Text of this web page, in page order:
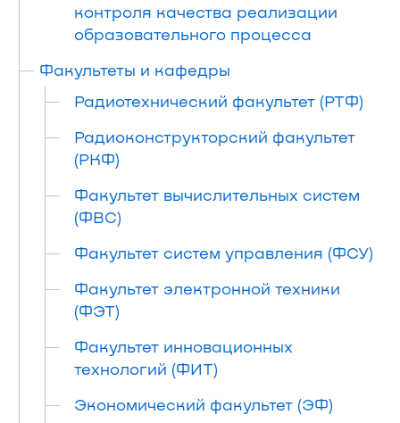
контроля качества реализации
образовательного процесса
Факультеты и кафедры
Радиотехнический факультет (РТФ)
Радиоконструкторский факультет
(РКФ)
Факультет вычислительных систем
(ФВС)
Факультет систем управления (ФСУ)
Факультет электронной техники
(ФЭТ)
Факультет инновационных
технологий (ФИТ)
Экономический факультет (ЭФ)